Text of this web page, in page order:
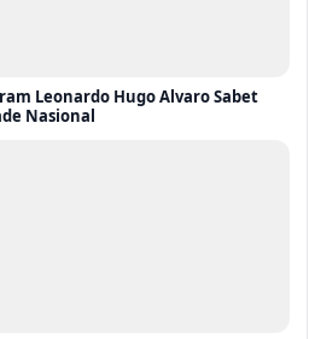
Leonardo Hugo Alvaro Sabet
Nasional